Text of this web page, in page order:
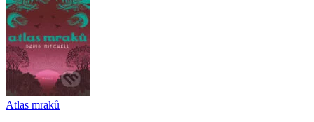
Atlas mraků